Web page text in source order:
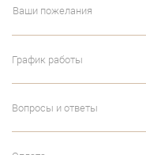
Ваши пожелания
График работы
Вопросы и ответы